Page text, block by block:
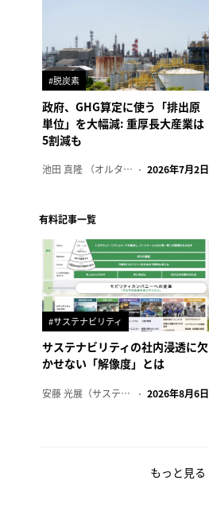
#脱炭素
政府、GHG算定に使う「排出原
単位」を大幅減: 重厚長大産業は
5割減も
池田 真隆 （オルタナ輪番編集長） 2026年7月2日
有料記事一覧
#サステナビリティ
サステナビリティの社内浸透に欠
かせない「解像度」とは
安藤 光展（サステナビリティ・コンサルタント） 2026年8月6日
もっと見る